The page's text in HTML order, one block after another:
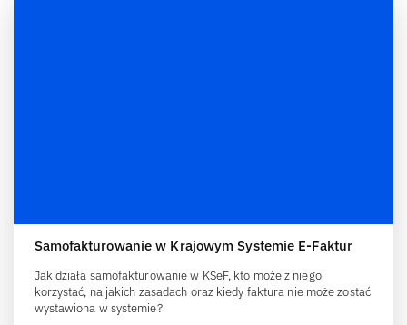
Samofakturowanie w Krajowym Systemie E-Faktur
Jak działa samofakturowanie w KSeF, kto może z niego
korzystać, na jakich zasadach oraz kiedy faktura nie może zostać
wystawiona w systemie?